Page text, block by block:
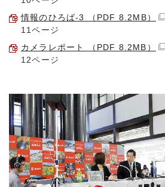
情報のひろば-3 （PDF 8.2MB）
11ページ
カメラレポート （PDF 8.2MB）
12ページ